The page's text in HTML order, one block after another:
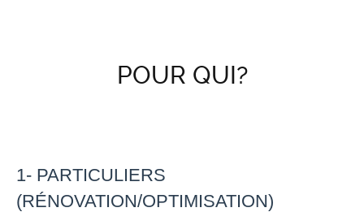
POUR QUI?
1- PARTICULIERS
(RÉNOVATION/OPTIMISATION)